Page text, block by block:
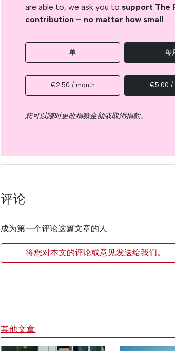
are able to, we ask you to support The
contribution – no matter how small.
单 每
€2.50 / month €5.00 /
您可以随时更改捐款金额或取消捐款。
评论
成为第一个评论这篇文章的人
将您对本文的评论或意见发送给我们。
其他文章